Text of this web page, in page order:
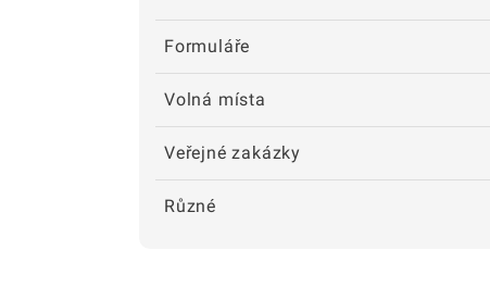
Formuláře
Volná místa
Veřejné zakázky
Různé